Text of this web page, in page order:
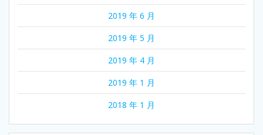
2019 年 6 月
2019 年 5 月
2019 年 4 月
2019 年 1 月
2018 年 1 月